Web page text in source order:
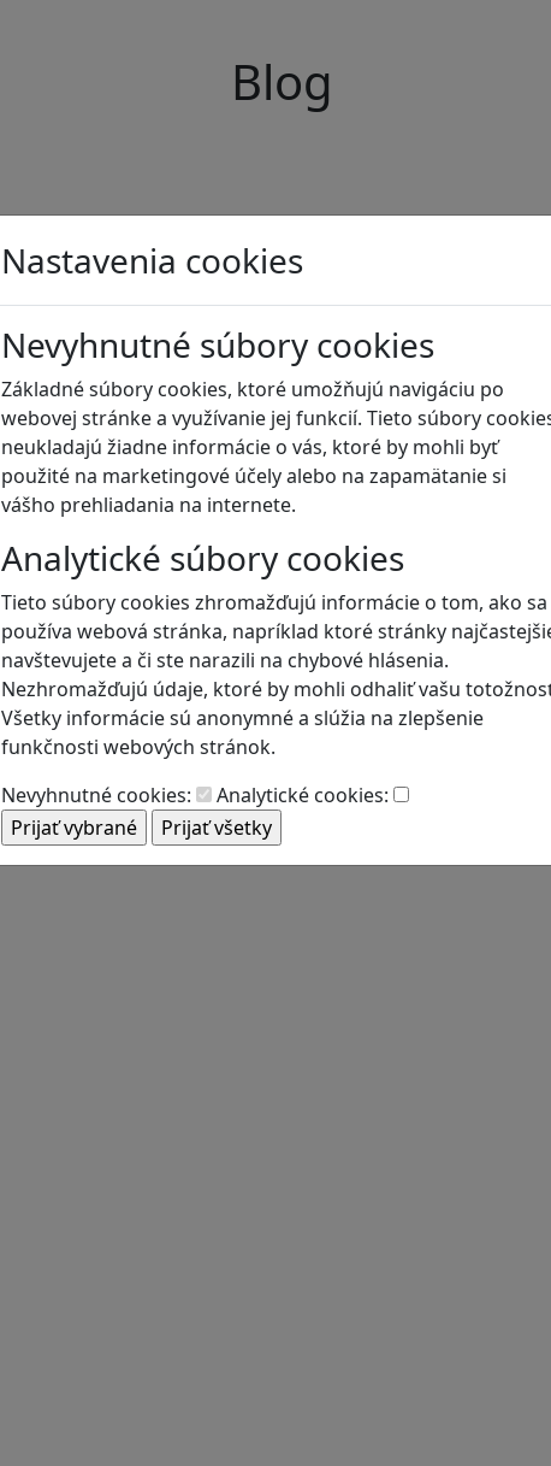
Nastavenia cookies
Nevyhnutné súbory cookies
Základné súbory cookies, ktoré umožňujú navigáciu po
webovej stránke a využívanie jej funkcií. Tieto súbory
neukladajú žiadne informácie o vás, ktoré by mohli byť
použité na marketingové účely alebo na zapamätanie si
vášho prehliadania na internete.
Analytické súbory cookies
Tieto súbory cookies zhromažďujú informácie o tom, ako sa
používa webová stránka, napríklad ktoré stránky
navštevujete a či ste narazili na chybové hlásenia.
Nezhromažďujú údaje, ktoré by mohli odhaliť vašu
Všetky informácie sú anonymné a slúžia na zlepšenie
funkčnosti webových stránok.
Nevyhnutné cookies:
Analytické cookies:
Blog